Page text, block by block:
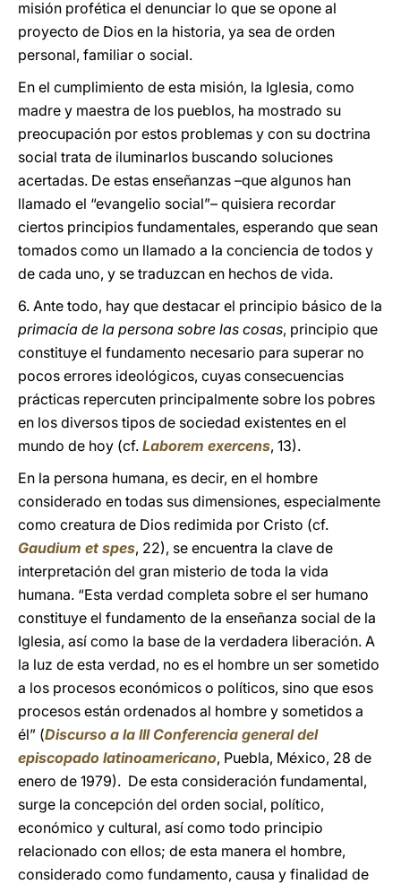
misión profética el denunciar lo que se opone al
proyecto de Dios en la historia, ya sea de orden
personal, familiar o social.
En el cumplimiento de esta misión, la Iglesia, como
madre y maestra de los pueblos, ha mostrado su
preocupación por estos problemas y con su doctrina
social trata de iluminarlos buscando soluciones
acertadas. De estas enseñanzas –que algunos han
llamado el “evangelio social”– quisiera recordar
ciertos principios fundamentales, esperando que sean
tomados como un llamado a la conciencia de todos y
de cada uno, y se traduzcan en hechos de vida.
6. Ante todo, hay que destacar el principio básico de la
primacía de la persona sobre las cosas, principio que
constituye el fundamento necesario para superar no
pocos errores ideológicos, cuyas consecuencias
prácticas repercuten principalmente sobre los pobres
en los diversos tipos de sociedad existentes en el
mundo de hoy (cf. Laborem exercens, 13).
En la persona humana, es decir, en el hombre
considerado en todas sus dimensiones, especialmente
como creatura de Dios redimida por Cristo (cf.
Gaudium et spes, 22), se encuentra la clave de
interpretación del gran misterio de toda la vida
humana. “Esta verdad completa sobre el ser humano
constituye el fundamento de la enseñanza social de la
Iglesia, así como la base de la verdadera liberación. A
la luz de esta verdad, no es el hombre un ser sometido
a los procesos económicos o políticos, sino que esos
procesos están ordenados al hombre y sometidos a
él” (Discurso a la III Conferencia general del
episcopado latinoamericano, Puebla, México, 28 de
enero de 1979). De esta consideración fundamental,
surge la concepción del orden social, político,
económico y cultural, así como todo principio
relacionado con ellos; de esta manera el hombre,
considerado como fundamento, causa y finalidad de